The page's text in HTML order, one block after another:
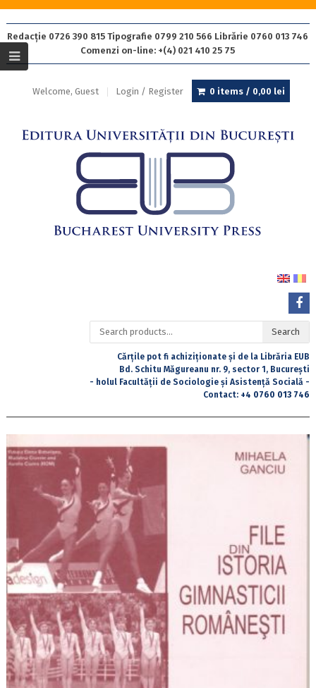
Redacție 0726 390 815 Tipografie 0799 210 566 Librărie 0760 013 746
Comenzi on-line: +(4) 021 410 25 75
Welcome, Guest Login / Register 0 items / 0,00 lei
Search
for:
Search
Cărțile pot fi achiziționate și de la Librăria EUB
Bd. Schitu Măgureanu nr. 9, sector 1, București
- holul Facultății de Sociologie și Asistență Socială -
Contact: +4 0760 013 746